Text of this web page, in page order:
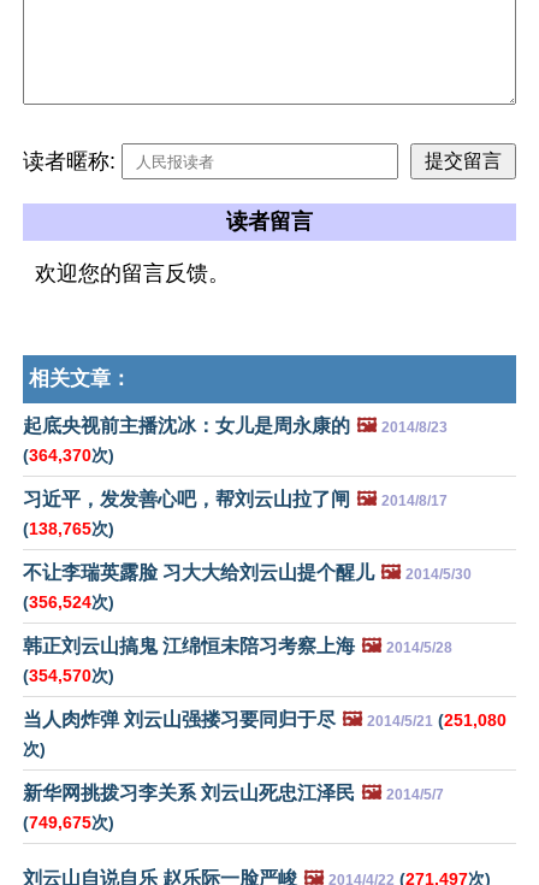
读者暱称:
读者留言
欢迎您的留言反馈。
相关文章：
起底央视前主播沈冰：女儿是周永康的 🖼️ 2014/8/23
(364,370次)
习近平，发发善心吧，帮刘云山拉了闸 🖼️ 2014/8/17
(138,765次)
不让李瑞英露脸 习大大给刘云山提个醒儿 🖼️ 2014/5/30
(356,524次)
韩正刘云山搞鬼 江绵恒未陪习考察上海 🖼️ 2014/5/28
(354,570次)
当人肉炸弹 刘云山强搂习要同归于尽 🖼️ 2014/5/21 (251,080
次)
新华网挑拨习李关系 刘云山死忠江泽民 🖼️ 2014/5/7
(749,675次)
刘云山自说自乐 赵乐际一脸严峻 🖼️ 2014/4/22 (271,497次)